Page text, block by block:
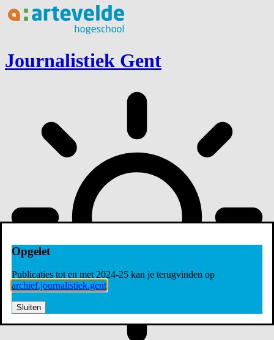
Ga naar inhoud
Journalistiek Gent
Opgelet
Publicaties tot en met 2024-25 kan je terugvinden op
archief.journalistiek.gent
Sluiten